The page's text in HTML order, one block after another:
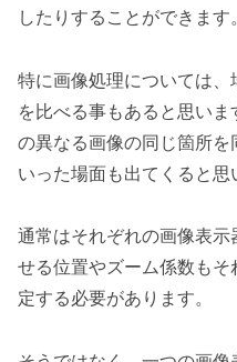
したりすることができます。
特に画像処理については
を比べる事もあると思い
の異なる画像の同じ箇所
いった場面も出てくると思
通常はそれぞれの画像表
せる位置やズーム係数も
定する必要があります。